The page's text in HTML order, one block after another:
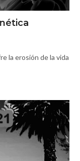
la erosión de la vida